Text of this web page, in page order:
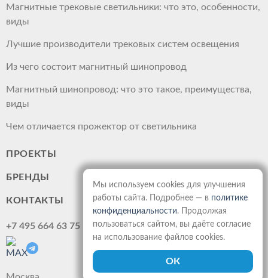
Магнитные трековые светильники: что это, особенности,
виды
Лучшие производители трековых систем освещения
Из чего состоит магнитный шинопровод
Магнитный шинопровод: что это такое, преимущества,
виды
Чем отличается прожектор от светильника
ПРОЕКТЫ
БРЕНДЫ
КОНТАКТЫ
+7 495 664 63 75
Мы используем cookies для улучшения
работы сайта. Подробнее — в политике
конфиденциальности. Продолжая
пользоваться сайтом, вы даёте согласие
на использование файлов cookies.